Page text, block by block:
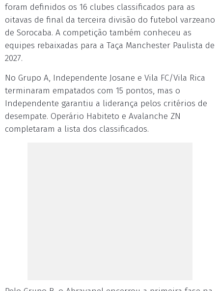
foram definidos os 16 clubes classificados para as
oitavas de final da terceira divisão do futebol varzeano
de Sorocaba. A competição também conheceu as
equipes rebaixadas para a Taça Manchester Paulista de
2027.
No Grupo A, Independente Josane e Vila FC/Vila Rica
terminaram empatados com 15 pontos, mas o
Independente garantiu a liderança pelos critérios de
desempate. Operário Habiteto e Avalanche ZN
completaram a lista dos classificados.